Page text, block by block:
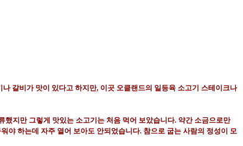
나 갈비가 맛이 있다고 하지만, 이곳 오클랜드의 일등육 소고기 스테이크나
했지만 그렇게 맛있는 소고기는 처음 먹어 보았습니다. 약간 소금으로만
야 하는데 자주 열어 보아도 안되었습니다. 참으로 굽는 사람의 정성이 모